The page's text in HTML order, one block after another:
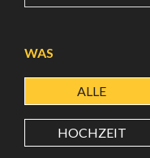
BREITENGRAD
WAS
ALLE
HOCHZEIT